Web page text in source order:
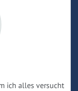
ich alles versucht